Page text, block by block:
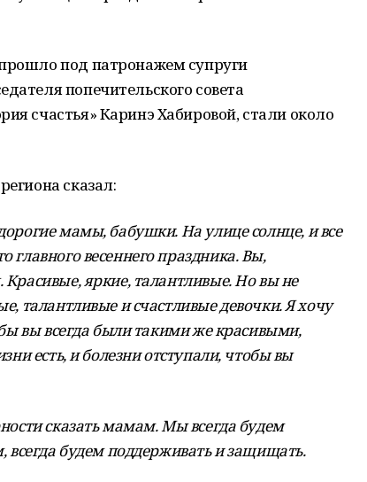
под патронажем супруги
попечительского совета
счастья» Каринэ Хабировой, стали около
сказал:
мамы, бабушки.На улице солнце, и все
весеннего праздника. Вы,
яркие, талантливые. Но вы не
талантливые и счастливые девочки. Я хочу
вы всегда были такими же красивыми,
есть, и болезни отступали, чтобы вы
сказать мамам. Мы всегда будем
всегда будем поддерживать и защищать.